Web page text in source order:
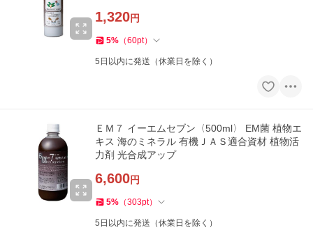
1,320円
5% （60pt）
5日以内に発送（休業日を除く）
ＥＭ７ イーエムセブン〈500ml〉 EM菌 植物エ
キス 海のミネラル 有機ＪＡＳ適合資材 植物活
力剤 光合成アップ
6,600円
5% （303pt）
5日以内に発送（休業日を除く）